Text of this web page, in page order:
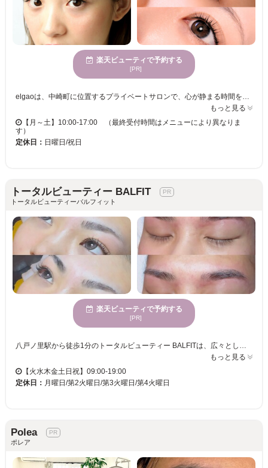
楽天ビューティで予約する
[PR]
もっと見る
【月～土】10:00-17:00 （最終受付時間はメニューにより異なりま
す）
定休日： 日曜日/祝日
トータルビューティー BALFIT
トータルビューティーバルフィット
楽天ビューティで予約する
[PR]
もっと見る
【火水木金土日祝】09:00-19:00
定休日： 月曜日/第2火曜日/第3火曜日/第4火曜日
Polea
ポレア